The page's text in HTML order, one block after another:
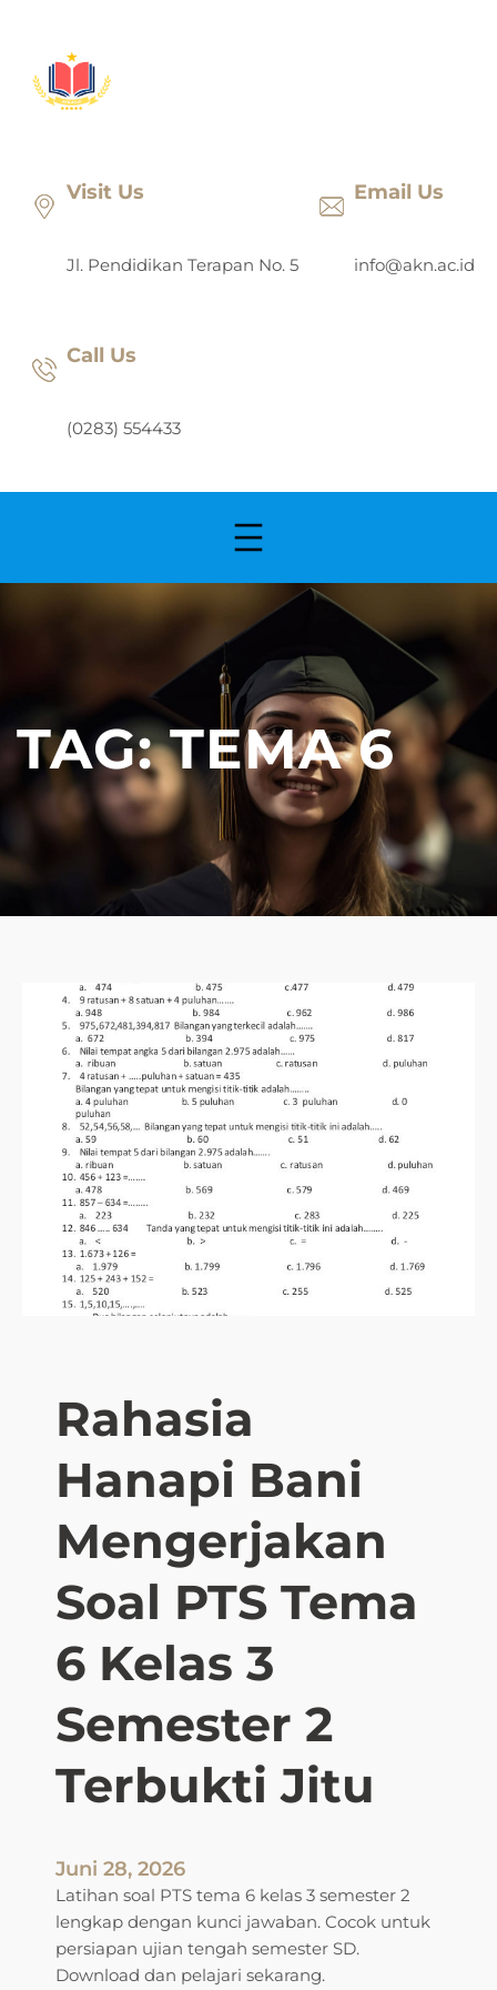
konten
Visit Us
Jl. Pendidikan Terapan No. 5
Email Us
info@akn.ac.id
Call Us
(0283) 554433
TAG:TEMA 6
Rahasia
Hanapi Bani
Mengerjakan
Soal PTS Tema
6 Kelas 3
Semester 2
Terbukti Jitu
Juni 28, 2026
Latihan soal PTS tema 6 kelas 3 semester 2
lengkap dengan kunci jawaban. Cocok untuk
persiapan ujian tengah semester SD.
Download dan pelajari sekarang.